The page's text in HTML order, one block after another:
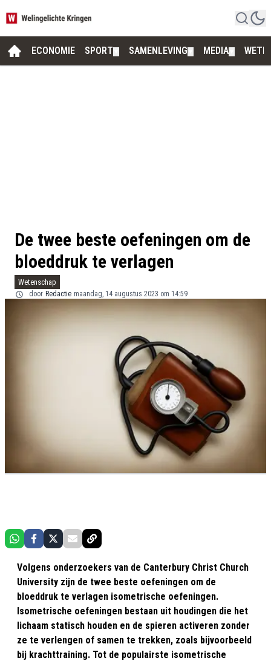
ECONOMIE SPORT SAMENLEVING MEDIA
De twee beste oefeningen om de
bloeddruk te verlagen
Wetenschap
door Redactie maandag, 14 augustus 2023 om 14:59
Volgens onderzoekers van de Canterbury Christ Church
University zijn de twee beste oefeningen om de
bloeddruk te verlagen isometrische oefeningen.
Isometrische oefeningen bestaan uit houdingen die het
lichaam statisch houden en de spieren activeren zonder
ze te verlengen of samen te trekken, zoals bijvoorbeeld
bij krachttraining. Tot de populairste isometrische